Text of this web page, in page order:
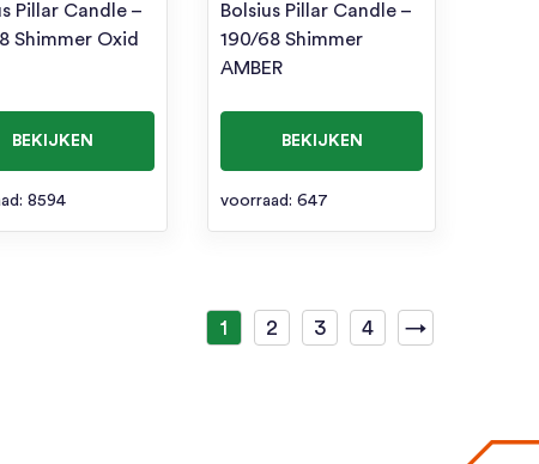
Pillar Candle –
Shimmer Oxid
BEKIJKEN
8594
Bolsius Pillar Candle –
190/68 Shimmer
AMBER
BEKIJKEN
voorraad: 647
1 2 3 4 →